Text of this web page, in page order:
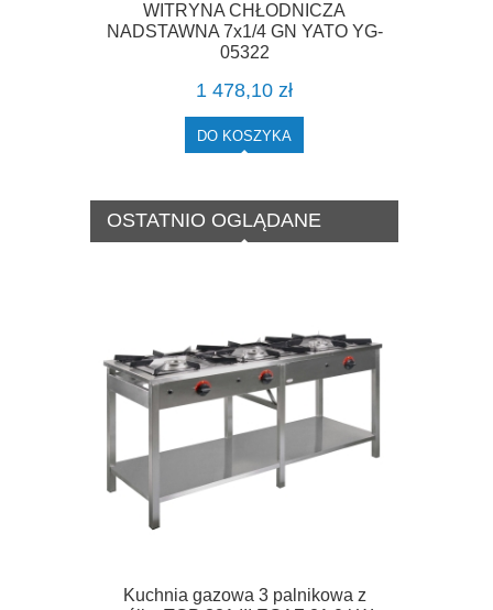
WITRYNA CHŁODNICZA
NADSTAWNA 7x1/4 GN YATO YG-
05322
1 478,10 zł
DO KOSZYKA
OSTATNIO OGLĄDANE
Kuchnia gazowa 3 palnikowa z